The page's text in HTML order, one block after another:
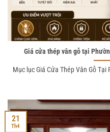
Giá cửa thép vân gỗ tại
Mục lục Giá Cửa Thép Vân Gỗ
21
Th4